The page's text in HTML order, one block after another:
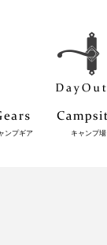
ンプギア キャンプ場